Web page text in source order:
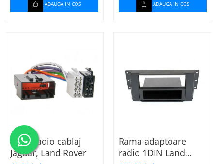
ADAUGA IN COS ADAUGA IN COS
Mufa radio cablaj
Jaguar, Land Rover
Rama adaptoare
radio 1DIN Land